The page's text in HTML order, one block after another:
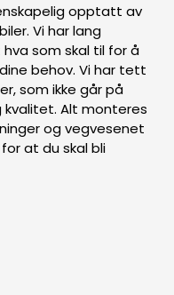
opptatt av
Vi har lang
som skal til for å
behov. Vi har tett
som ikke går på
kvalitet. Alt monteres
og vegvesenet
at du skal bli